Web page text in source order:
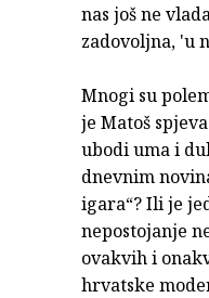
nas još ne
zadovoljna, 'u
Mnogi su
je Matoš
ubodi uma i
dnevnim
igara“? Ili je
nepostojanje
ovakvih i
hrvatske